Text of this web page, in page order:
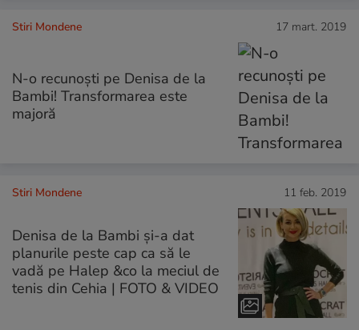
Stiri Mondene 17 mart. 2019
N-o recunoști pe Denisa de la
Bambi! Transformarea este
majoră
Stiri Mondene 11 feb. 2019
Denisa de la Bambi și-a dat
planurile peste cap ca să le
vadă pe Halep &co la meciul de
tenis din Cehia | FOTO & VIDEO